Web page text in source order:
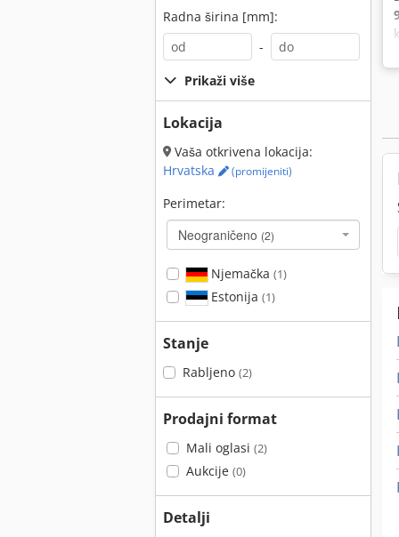
Radna širina [mm]:
-
Prikaži više
Lokacija
Vaša otkrivena lokacija:
Hrvatska
(promijeniti)
Perimetar:
Neograničeno (2)
Njemačka (1)
Estonija (1)
Stanje
Rabljeno (2)
Prodajni format
Mali oglasi (2)
Aukcije (0)
Detalji